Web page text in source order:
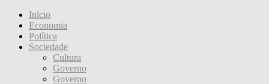
Início
Economia
Política
Sociedade
Cultura
Governo
Governo